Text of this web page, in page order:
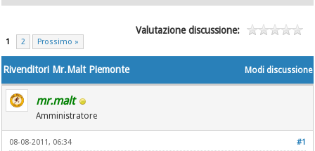
1 2 Prossimo »
Valutazione discussione:
Modi discussione
Rivenditori Mr.Malt Piemonte
mr.malt
Amministratore
#1
08-08-2011, 06:34